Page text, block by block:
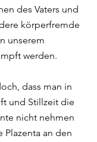
des Vaters und
körperfremde
unserem
werden.
dass man in
und Stillzeit die
nicht nehmen
Plazenta an den